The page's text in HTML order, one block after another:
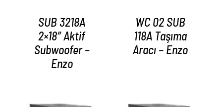
SUB 3218A
2×18″ Aktif
Subwoofer –
Enzo
WC 02 SUB
118A Taşıma
Aracı – Enzo